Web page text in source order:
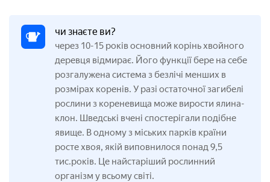
чи знаєте ви?
через 10-15 років основний корінь хвойного
деревця відмирає. Його функції бере на себе
розгалужена система з безлічі менших в
розмірах коренів. У разі остаточної загибелі
рослини з кореневища може вирости ялина-
клон. Шведські вчені спостерігали подібне
явище. В одному з міських парків країни
росте хвоя, якій виповнилося понад 9,5
тис.років. Це найстаріший рослинний
організм у всьому світі.